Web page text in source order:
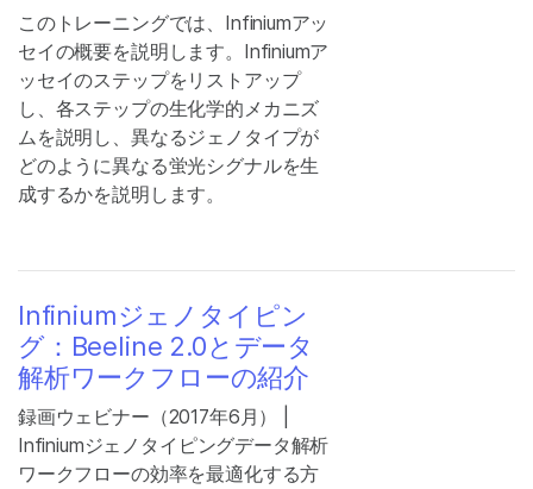
このトレーニングでは、Infiniumアッ
セイの概要を説明します。Infiniumア
ッセイのステップをリストアップ
し、各ステップの生化学的メカニズ
ムを説明し、異なるジェノタイプが
どのように異なる蛍光シグナルを生
成するかを説明します。
Infiniumジェノタイピン
グ：Beeline 2.0とデータ
解析ワークフローの紹介
録画ウェビナー（2017年6月） |
Infiniumジェノタイピングデータ解析
ワークフローの効率を最適化する方